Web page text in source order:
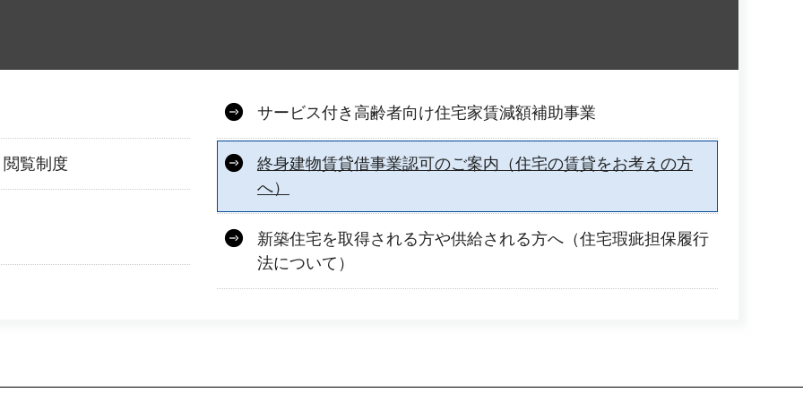
サービス付き高齢者向け住宅家賃減額補助事業
覧制度
終身建物賃貸借事業認可のご案内（住宅の賃貸をお考えの方
へ）
新築住宅を取得される方や供給される方へ（住宅瑕疵担保履行
法について）